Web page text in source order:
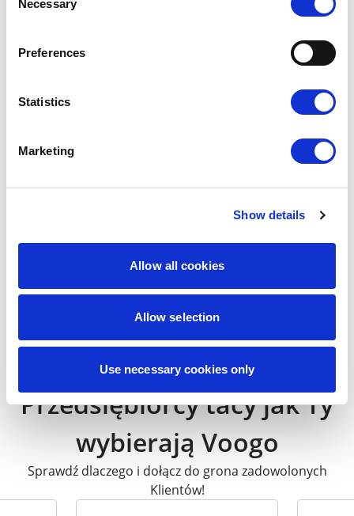
Selection
Necessary
Preferences
Statistics
Marketing
Show details
Allow all cookies
Allow selection
Use necessary cookies only
9,00zł
7,65zł
cena z 30 dni:
Przedsiębiorcy tacy jak Ty
wybierają Voogo
Sprawdź dlaczego i dołącz do grona zadowolonych
Klientów!